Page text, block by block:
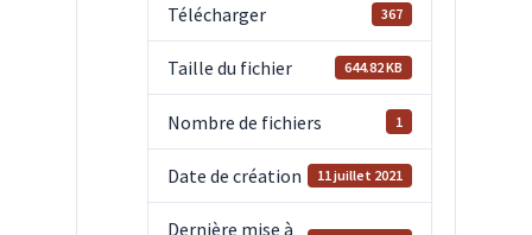
Télécharger 367
Taille du fichier 644.82 KB
Nombre de fichiers 1
Date de création 11 juillet 2021
Dernière mise à